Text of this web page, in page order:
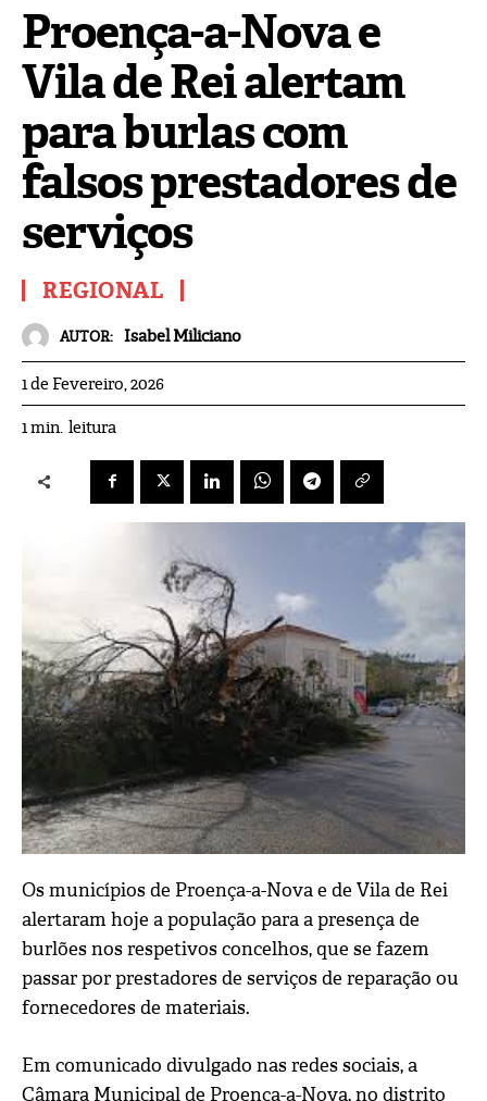
Proença-a-Nova e
Vila de Rei alertam
para burlas com
falsos prestadores de
serviços
REGIONAL
AUTOR: Isabel Miliciano
1 de Fevereiro, 2026
1min. leitura
Os municípios de Proença-a-Nova e de Vila de Rei
alertaram hoje a população para a presença de
burlões nos respetivos concelhos, que se fazem
passar por prestadores de serviços de reparação ou
fornecedores de materiais.
Em comunicado divulgado nas redes sociais, a
Câmara Municipal de Proença-a-Nova, no distrito